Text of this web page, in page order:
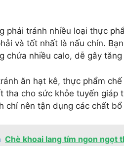
phải tránh nhiều loại thực
và tốt nhất là nấu chín.
chứa nhiều calo, dễ gây tăng
ăn hạt kê, thực phẩm
tha cho sức khỏe tuyến giáp
chỉ nên tận dụng các chất
Chè khoai lang tím ngon ngọt